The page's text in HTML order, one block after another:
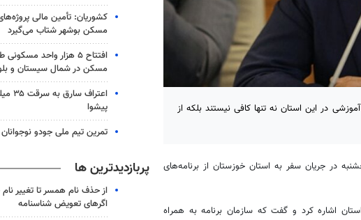
در این استان نه تنها کافی نیستند بلکه از
در جریان سفر به استان خوزستان از برنامه‌های
اشاره کرد و گفت که سازمان برنامه به همراه
کشوریان: تأمین مالی
مسکن بوشهر شتاب می‌گیرد
افتتاح ۵ هزار واحد
مسکن در شمال سیستان و
اعتراف
پیشوا
تمرین تیم ملی جودو نوجوانان
پربازدیدترین ها
از حذف نام همسر تا تغییر نام
اگرهای تعویض شناسنامه